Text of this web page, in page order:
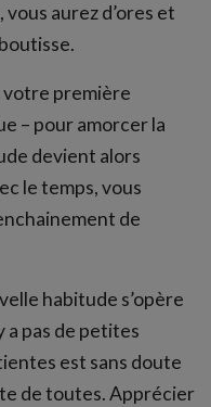
aurez d’ores et
votre première
– pour amorcer la
devient alors
le temps, vous
de
habitude s’opère
a pas de petites
est sans doute
de toutes. Apprécier